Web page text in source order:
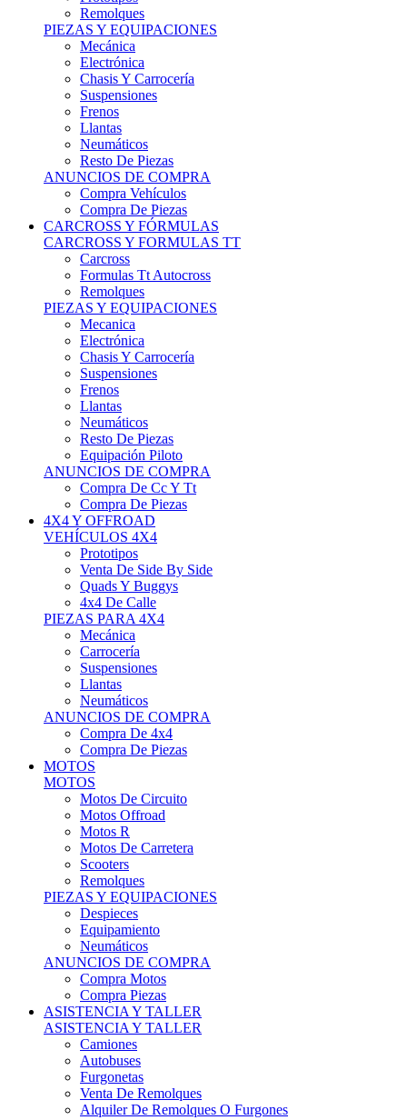
Remolques
PIEZAS Y EQUIPACIONES
Mecánica
Electrónica
Chasis Y Carrocería
Suspensiones
Frenos
Llantas
Neumáticos
Resto De Piezas
ANUNCIOS DE COMPRA
Compra Vehículos
Compra De Piezas
CARCROSS Y FÓRMULAS
CARCROSS Y FORMULAS TT
Carcross
Formulas Tt Autocross
Remolques
PIEZAS Y EQUIPACIONES
Mecanica
Electrónica
Chasis Y Carrocería
Suspensiones
Frenos
Llantas
Neumáticos
Resto De Piezas
Equipación Piloto
ANUNCIOS DE COMPRA
Compra De Cc Y Tt
Compra De Piezas
4X4 Y OFFROAD
VEHÍCULOS 4X4
Prototipos
Venta De Side By Side
Quads Y Buggys
4x4 De Calle
PIEZAS PARA 4X4
Mecánica
Carrocería
Suspensiones
Llantas
Neumáticos
ANUNCIOS DE COMPRA
Compra De 4x4
Compra De Piezas
MOTOS
MOTOS
Motos De Circuito
Motos Offroad
Motos R
Motos De Carretera
Scooters
Remolques
PIEZAS Y EQUIPACIONES
Despieces
Equipamiento
Neumáticos
ANUNCIOS DE COMPRA
Compra Motos
Compra Piezas
ASISTENCIA Y TALLER
ASISTENCIA Y TALLER
Camiones
Autobuses
Furgonetas
Venta De Remolques
Alquiler De Remolques O Furgones